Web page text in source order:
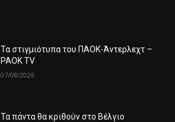
Τα στιγμιότυπα του ΠΑΟΚ-Άντερλεχτ –
PAOK TV
07/08/2026
Τα πάντα θα κριθούν στο Βέλγιο